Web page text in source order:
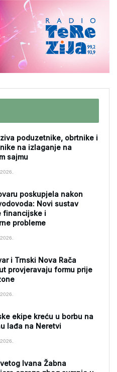
poduzetnike, obrtnike i
na izlaganje na
sajmu
poskupjela nakon
Novi sustav
financijske i
probleme
i Trnski Nova Rača
provjeravaju formu prije
ekipe kreću u borbu na
lađa na Neretvi
Ivana Žabna